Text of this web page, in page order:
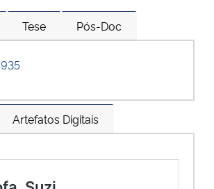
Tese Pós-Doc
Artefatos Digitais